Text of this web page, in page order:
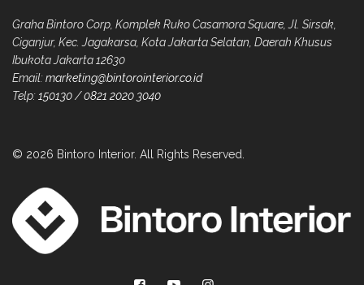
Graha Bintoro Corp, Komplek Ruko Casamora Square, Jl. Sirsak,
Ciganjur, Kec. Jagakarsa, Kota Jakarta Selatan, Daerah Khusus
Ibukota Jakarta 12630
Email:marketing@bintorointerior.co.id
Telp: 150130/0821 2020 3040
© 2026 Bintoro Interior. All Rights Reserved.